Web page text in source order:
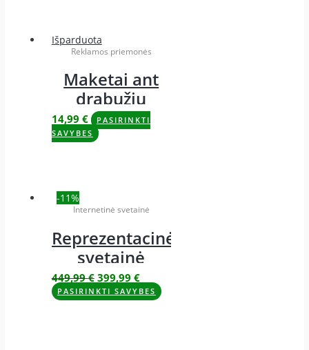
Išparduota
Reklamos priemonės
Maketai ant
drabužių
14,99 €
PASIRINKTI
SAVYBES
-11%
Internetinė svetainė
Reprezentacinė
svetainė
449,99€ 399,99 €
PASIRINKTI SAVYBES